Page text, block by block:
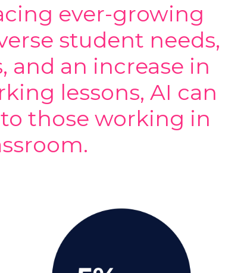
ever-growing
student needs,
and an increase in
lessons, AI can
those working in